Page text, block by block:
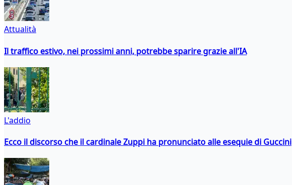
Attualità
Il traffico estivo, nei prossimi anni, potrebbe sparire grazie all'IA
L'addio
Ecco il discorso che il cardinale Zuppi ha pronunciato alle esequie di Guccini